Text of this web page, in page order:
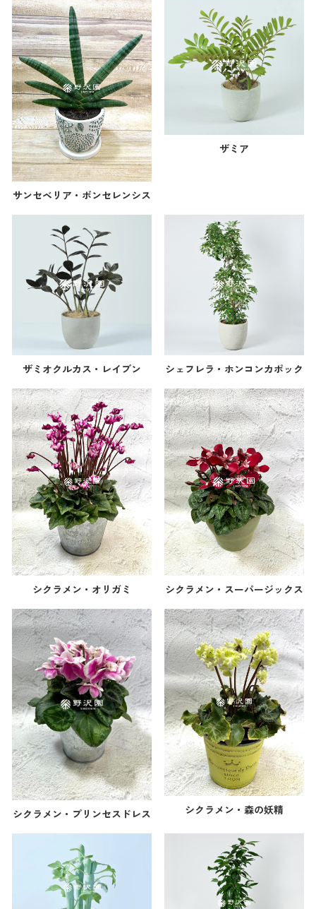
サンセベリア・ボンセレンシス
ザミア
ザミオクルカス・レイブン シェフレラ・ホンコンカポック
シクラメン・オリガミ シクラメン・スーパージックス
シクラメン・プリンセスドレス シクラメン・森の妖精